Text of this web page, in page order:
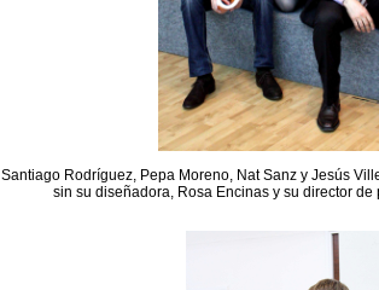
Santiago Rodríguez, Pepa Moreno, Nat Sanz y Jesús
sin su diseñadora, Rosa Encinas y su director